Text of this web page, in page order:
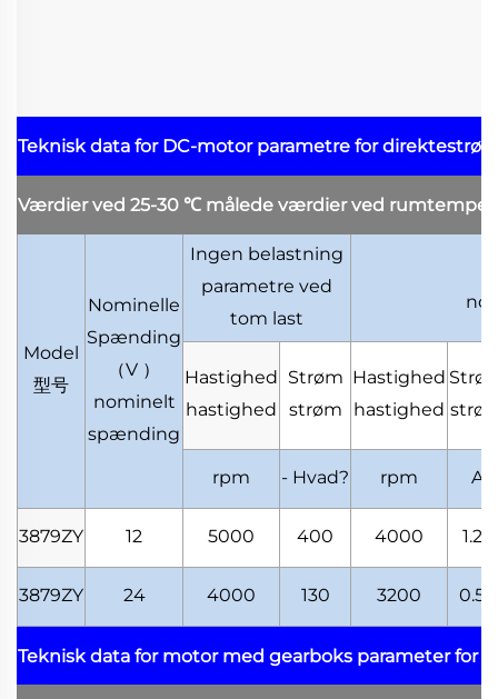
Teknisk data for DC-motor parametre for
Værdier ved 25-30 ℃ målede værdier ved
Model
型号
Nominelle
Spænding
（V ）
nominelt
spænding
Ingen belastning
parametre ved
tom last
Hastighed
hastighed
Strøm
strøm
Hastighed
hastighed
rpm - Hvad? rpm A
3879ZY 12 5000 400 4000 1.23
3879ZY 24 4000 130 3200 0.53
Teknisk data for motor med gearboks parameter for